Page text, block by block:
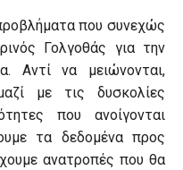
που συνεχώς
Γολγοθάς για την
Αντί να μειώνονται,
με τις δυσκολίες
που ανοίγονται
τα δεδομένα προς
ανατροπές που θα